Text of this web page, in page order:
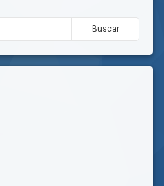
Buscar